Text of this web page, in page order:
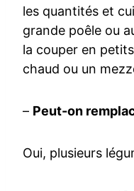
les quantités et
grande poêle ou
la couper en
chaud ou un
– Peut-on
Oui, plusieurs